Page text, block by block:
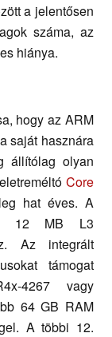
a jelentősen
száma, az
hiánya.
hogy az ARM
saját hasznára
állítólag olyan
Core
hat éves. A
12 MB L3
Az integrált
támogat
4267 vagy
64 GB RAM
A többi 12.